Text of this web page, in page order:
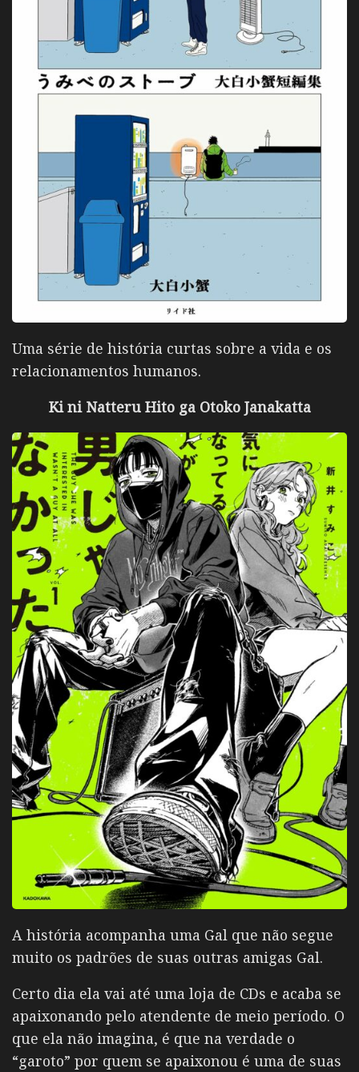
Uma série de história curtas sobre a vida e os
relacionamentos humanos.
Ki ni Natteru Hito ga Otoko Janakatta
A história acompanha uma Gal que não segue
muito os padrões de suas outras amigas Gal.
Certo dia ela vai até uma loja de CDs e acaba se
apaixonando pelo atendente de meio período. O
que ela não imagina, é que na verdade o
“garoto” por quem se apaixonou é uma de suas